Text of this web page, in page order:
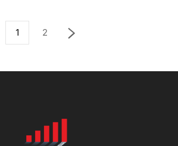
1 2